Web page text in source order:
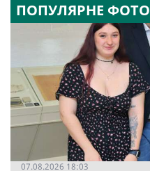
ПОПУЛЯРНЕ ФОТО
07.08.2026 18:03